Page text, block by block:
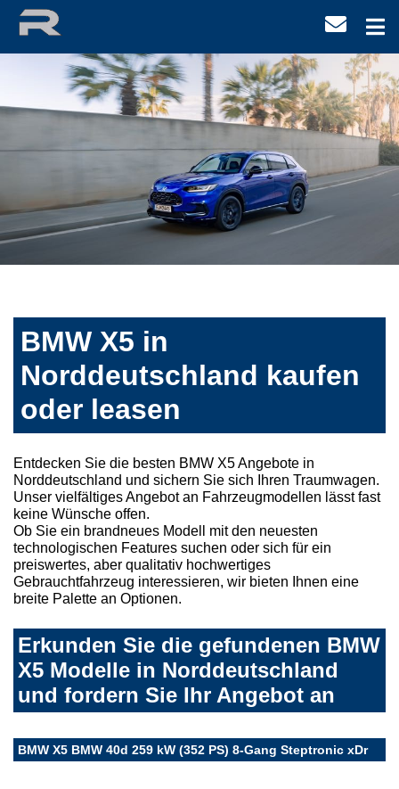
BMW X5 in
Norddeutschland kaufen
oder leasen
Entdecken Sie die besten BMW X5 Angebote in
Norddeutschland und sichern Sie sich Ihren Traumwagen.
Unser vielfältiges Angebot an Fahrzeugmodellen lässt fast
keine Wünsche offen.
Ob Sie ein brandneues Modell mit den neuesten
technologischen Features suchen oder sich für ein
preiswertes, aber qualitativ hochwertiges
Gebrauchtfahrzeug interessieren, wir bieten Ihnen eine
breite Palette an Optionen.
Erkunden Sie die gefundenen BMW
X5 Modelle in Norddeutschland
und fordern Sie Ihr Angebot an
BMW X5 BMW 40d 259 kW (352 PS) 8-Gang Steptronic xDr